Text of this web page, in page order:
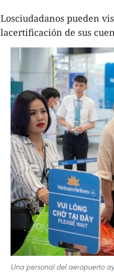
Losciudadanos pueden
lacertificación de sus
Una personal del aeropuerto